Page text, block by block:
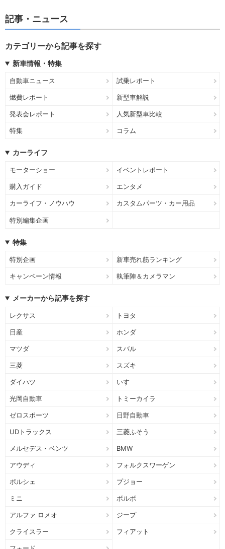
記事・ニュース
カテゴリーから記事を探す
新車情報・特集
自動車ニュース 試乗レポート
燃費レポート 新型車解説
発表会レポート 人気新型車比較
特集 コラム
カーライフ
モーターショー イベントレポート
購入ガイド エンタメ
カーライフ・ノウハウ カスタムパーツ・カー用品
特別編集企画
特集
特別企画 新車売れ筋ランキング
キャンペーン情報 執筆陣＆カメラマン
メーカーから記事を探す
レクサス トヨタ
日産 ホンダ
マツダ スバル
三菱 スズキ
ダイハツ いすゞ
光岡自動車 トミーカイラ
ゼロスポーツ 日野自動車
UDトラックス 三菱ふそう
メルセデス・ベンツ BMW
アウディ フォルクスワーゲン
ポルシェ プジョー
ミニ ボルボ
アルファ ロメオ ジープ
クライスラー フィアット